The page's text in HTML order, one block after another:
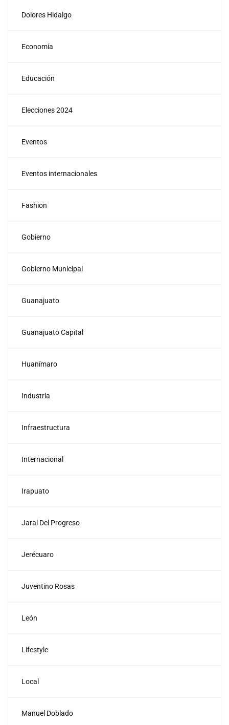
Dolores Hidalgo
Economía
Educación
Elecciones 2024
Eventos
Eventos internacionales
Fashion
Gobierno
Gobierno Municipal
Guanajuato
Guanajuato Capital
Huanímaro
Industria
Infraestructura
Internacional
Irapuato
Jaral Del Progreso
Jerécuaro
Juventino Rosas
León
Lifestyle
Local
Manuel Doblado